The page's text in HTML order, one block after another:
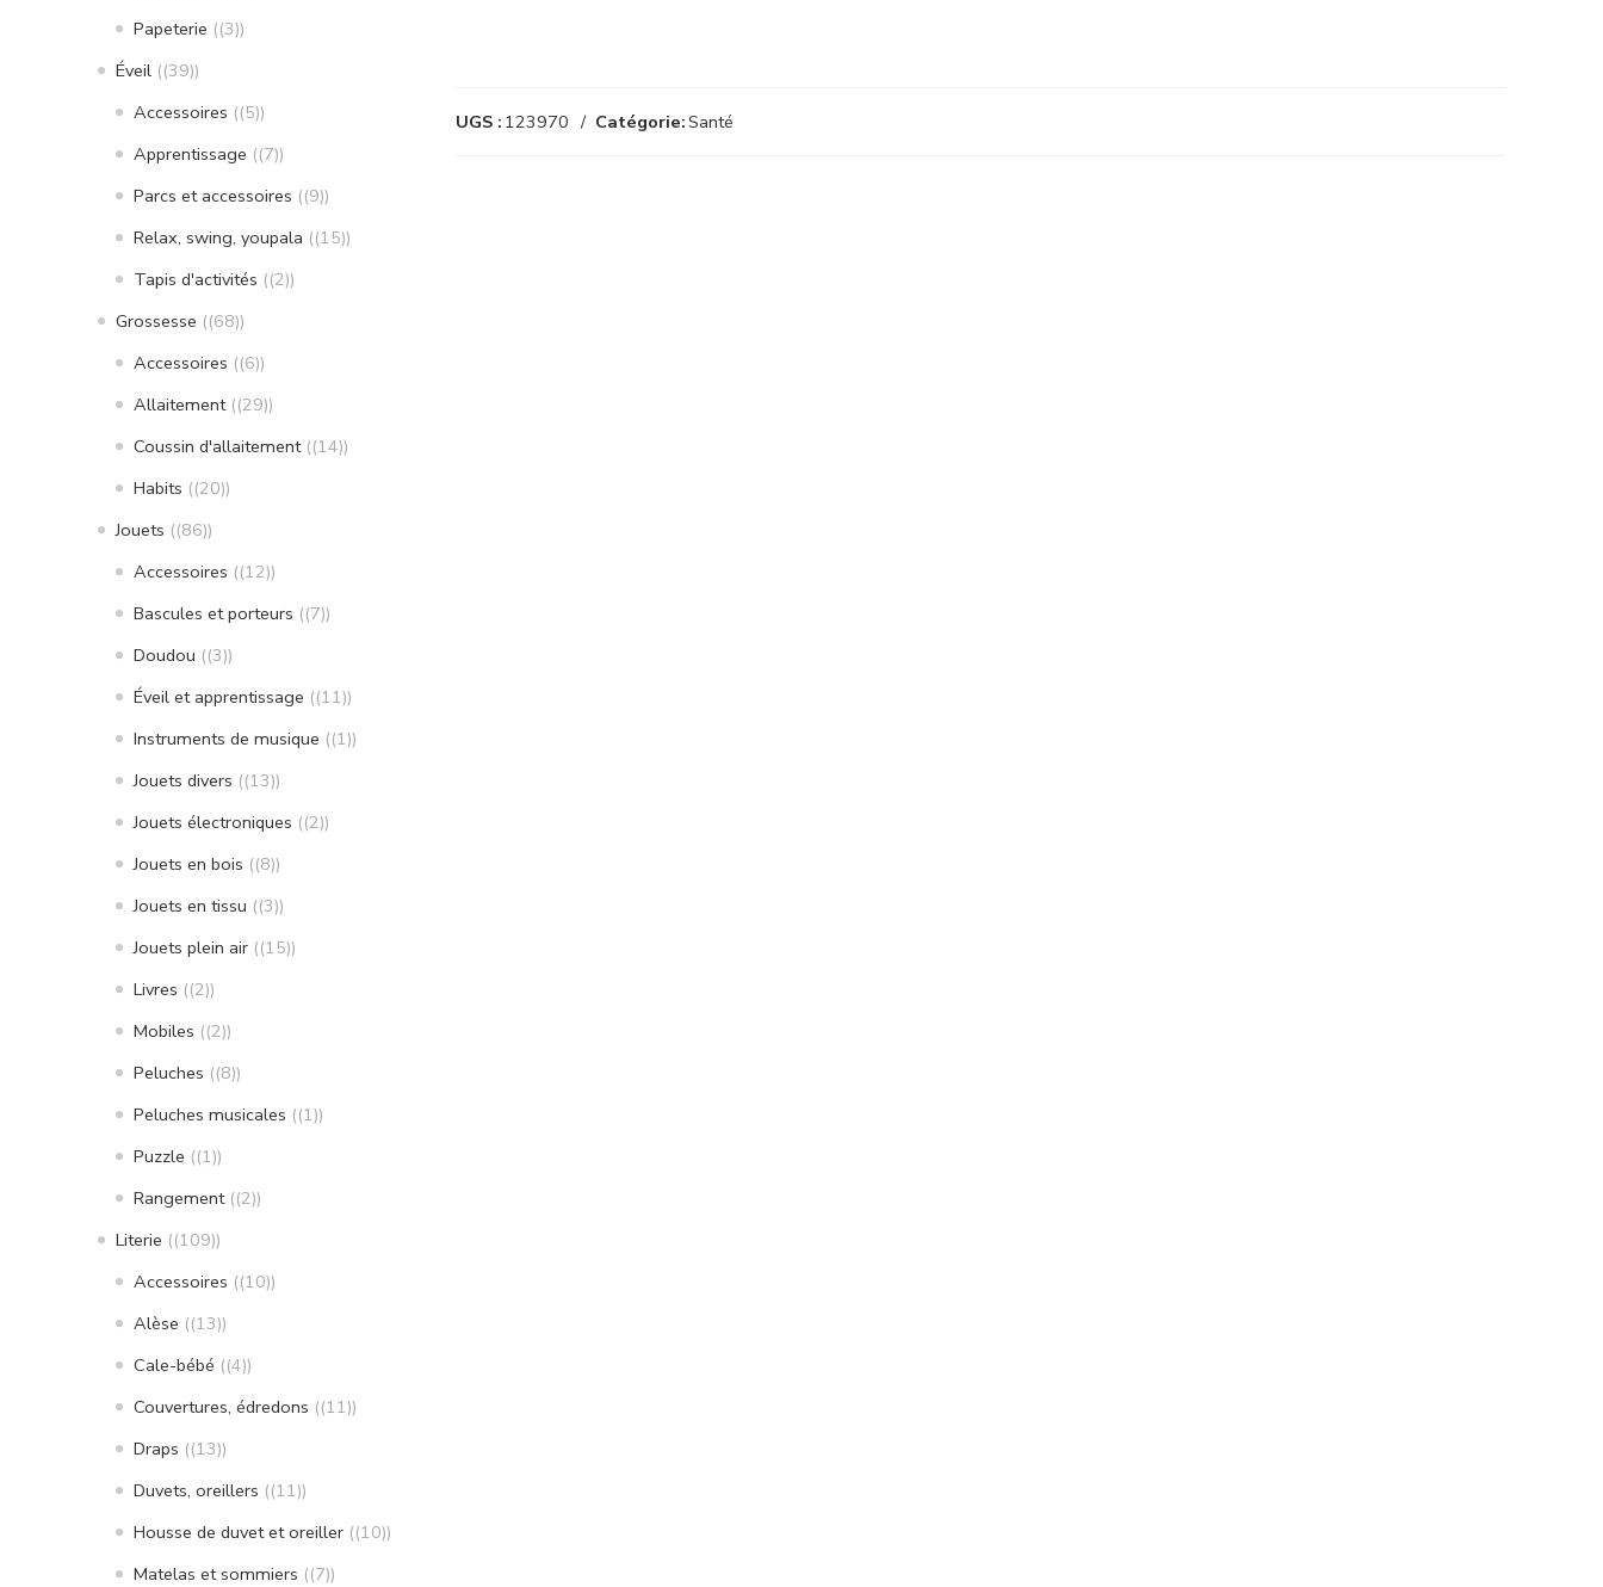
UGS : 123970 Catégorie:Santé
Papeterie (3)
Éveil (39)
Accessoires (5)
Apprentissage (7)
Parcs et accessoires (9)
Relax, swing, youpala (15)
Tapis d'activités (2)
Grossesse (68)
Accessoires (6)
Allaitement (29)
Coussin d'allaitement (14)
Habits (20)
Jouets (86)
Accessoires (12)
Bascules et porteurs (7)
Doudou (3)
Éveil et apprentissage (11)
Instruments de musique (1)
Jouets divers (13)
Jouets électroniques (2)
Jouets en bois (8)
Jouets en tissu (3)
Jouets plein air (15)
Livres (2)
Mobiles (2)
Peluches (8)
Peluches musicales (1)
Puzzle (1)
Rangement (2)
Literie (109)
Accessoires (10)
Alèse (13)
Cale-bébé (4)
Couvertures, édredons (11)
Draps (13)
Duvets, oreillers (11)
Housse de duvet et oreiller (10)
Matelas et sommiers (7)